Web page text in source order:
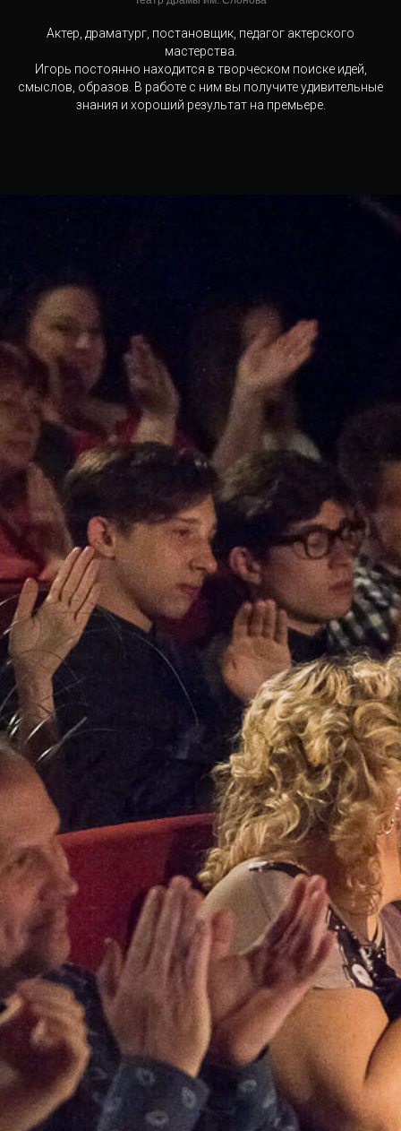
Актер, драматург, постановщик, педагог актерского
мастерства.
Игорь постоянно находится в творческом поиске идей,
смыслов, образов. В работе с ним вы получите удивительные
знания и хороший результат на премьере.